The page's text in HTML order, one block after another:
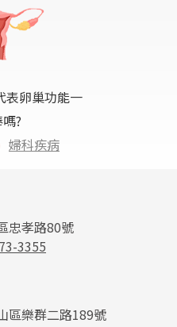
表卵巢功能一
?
婦科疾病
忠孝路80號
3355
區樂群二路189號